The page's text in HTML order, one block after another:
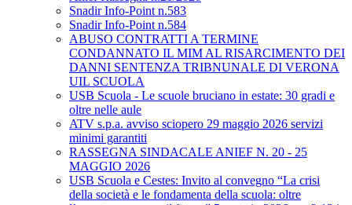
Snadir Info-Point n.583
Snadir Info-Point n.584
ABUSO CONTRATTI A TERMINE
CONDANNATO IL MIM AL RISARCIMENTO DEI
DANNI SENTENZA TRIBNUNALE DI VERONA
UIL SCUOLA
USB Scuola - Le scuole bruciano in estate: 30 gradi e
oltre nelle aule
ATV s.p.a. avviso sciopero 29 maggio 2026 servizi
minimi garantiti
RASSEGNA SINDACALE ANIEF N. 20 - 25
MAGGIO 2026
USB Scuola e Cestes: Invito al convegno “La crisi
della società e le fondamenta della scuola: oltre